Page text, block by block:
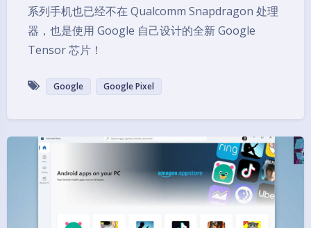
系列手机也已经不在 Qualcomm Snapdragon 处理
器，也是使用 Google 自己设计的全新 Google
Tensor 芯片！
Google Google Pixel